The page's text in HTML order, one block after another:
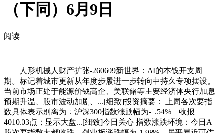
（下同）6月9日
阅读
人形机械人财产扩张-260609新世界：AI的本钱开支周
期。标记着城市更新从年度步履进一步转向中持久专项摆设。
当前市场正处于能源价钱高企、美联储等主要经济体央行加息
预期升温、股市波动加剧、...[细致]投资摘要： 上周各次要指
数具体表示别离为：沪深300指数涨跌幅为-1.54%，收报
4010.03点；显示大盘...[细致]今日关心 指数涨跌环境：今日A